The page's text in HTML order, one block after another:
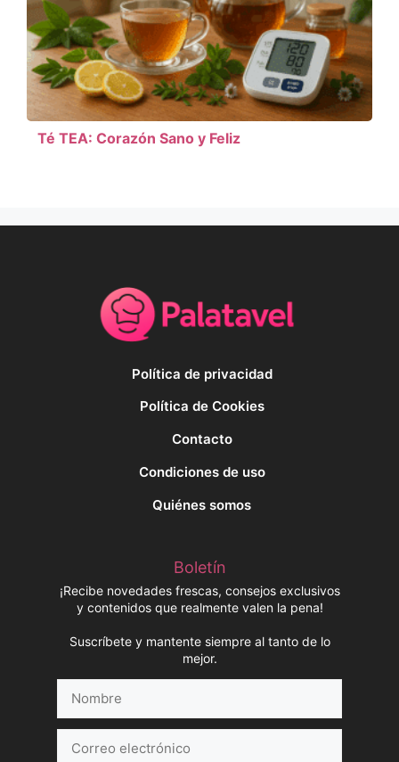
Té TEA: Corazón Sano y Feliz
Política de privacidad
Política de Cookies
Contacto
Condiciones de uso
Quiénes somos
Boletín
¡Recibe novedades frescas, consejos exclusivos
y contenidos que realmente valen la pena!
Suscríbete y mantente siempre al tanto de lo
mejor.
electrónico